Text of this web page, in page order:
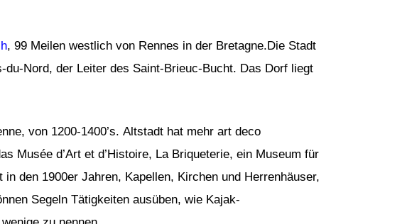
, 99 Meilen westlich von Rennes in der Bretagne.Die Stadt
Nord, der Leiter des Saint-Brieuc-Bucht. Das Dorf liegt
von 1200-1400’s. Altstadt hat mehr art deco
Musée d’Art et d’Histoire, La Briqueterie, ein Museum für
den 1900er Jahren, Kapellen, Kirchen und Herrenhäuser,
Segeln Tätigkeiten ausüben, wie Kajak-